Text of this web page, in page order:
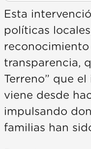
Esta
políticas
transparencia,
Terreno” que
viene desde
impulsando
familias han